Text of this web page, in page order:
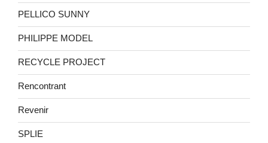
PELLICO SUNNY
PHILIPPE MODEL
RECYCLE PROJECT
Rencontrant
Revenir
SPLIE